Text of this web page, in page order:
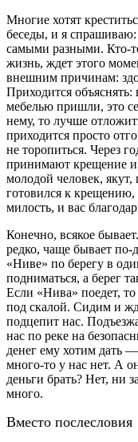
Многие хотят
беседы, и я
самыми разными. Кто-
жизнь, ждет этого
внешним причинам:
Приходится объяснять:
мебелью пришли, это
нему, то лучше
приходится просто
не торопиться. Через
принимают крещение
молодой человек,
готовился к крещению,
милость, и вас
Конечно, всякое
редко, чаще бывает
«Ниве» по берегу в
подниматься, а берег
Если «Нива» поедет, то
под скалой. Сидим и
подцепит нас.
нас по реке на
денег ему хотим дать
много-то у нас нет. А
деньги брать? Нет, ни
много.
Вместо послесловия